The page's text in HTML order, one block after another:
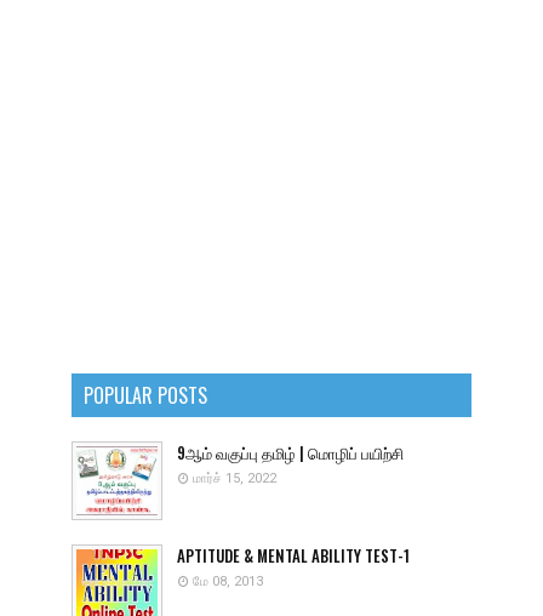
POPULAR POSTS
9ஆம் வகுப்பு தமிழ் | மொழிப் பயிற்சி
மார்ச் 15, 2022
APTITUDE & MENTAL ABILITY TEST-1
மே 08, 2013